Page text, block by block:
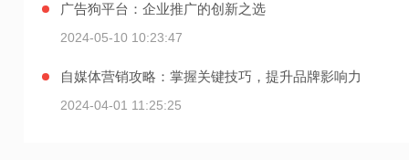
广告狗平台：企业推广的创新之选
2024-05-10 10:23:47
自媒体营销攻略：掌握关键技巧，提升品牌影响力
2024-04-01 11:25:25